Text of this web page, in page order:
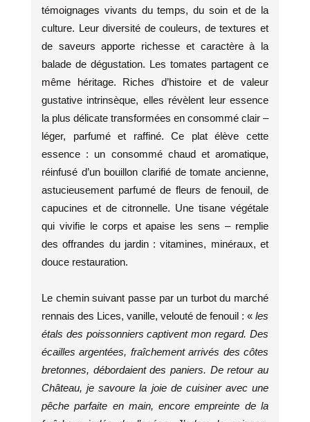
témoignages vivants du temps, du soin et de la
culture. Leur diversité de couleurs, de textures et
de saveurs apporte richesse et caractère à la
balade de dégustation. Les tomates partagent ce
même héritage. Riches d’histoire et de valeur
gustative intrinsèque, elles révèlent leur essence
la plus délicate transformées en consommé clair –
léger, parfumé et raffiné. Ce plat élève cette
essence : un consommé chaud et aromatique,
réinfusé d’un bouillon clarifié de tomate ancienne,
astucieusement parfumé de fleurs de fenouil, de
capucines et de citronnelle. Une tisane végétale
qui vivifie le corps et apaise les sens – remplie
des offrandes du jardin : vitamines, minéraux, et
douce restauration.
Le chemin suivant passe par un turbot du marché
rennais des Lices, vanille, velouté de fenouil : « les
étals des poissonniers captivent mon regard. Des
écailles argentées, fraîchement arrivés des côtes
bretonnes, débordaient des paniers. De retour au
Château, je savoure la joie de cuisiner avec une
pêche parfaite en main, encore empreinte de la